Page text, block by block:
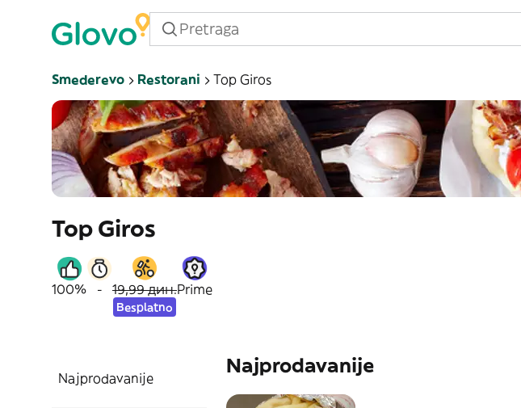
Smederevo Restorani Top Giros
Top Giros
100% - 19,99 дин.
Besplatno
Prime
Najprodavanije
Najprodavanije